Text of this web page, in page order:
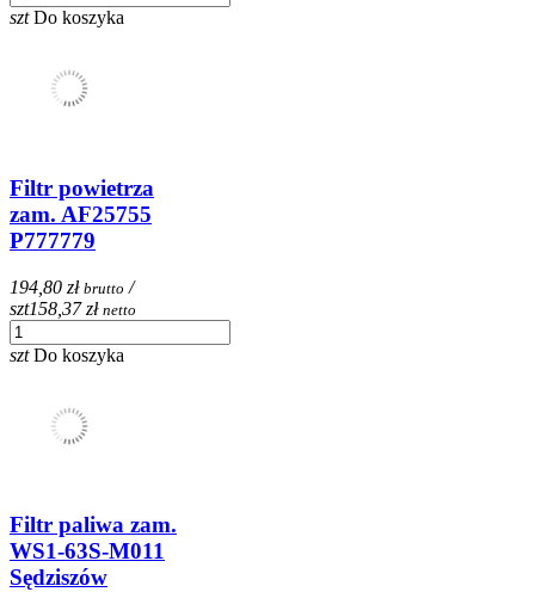
szt Do koszyka
Filtr powietrza
zam. AF25755
P777779
194,80 zł brutto /
szt158,37 zł netto
szt Do koszyka
Filtr paliwa zam.
WS1-63S-M011
Sędziszów